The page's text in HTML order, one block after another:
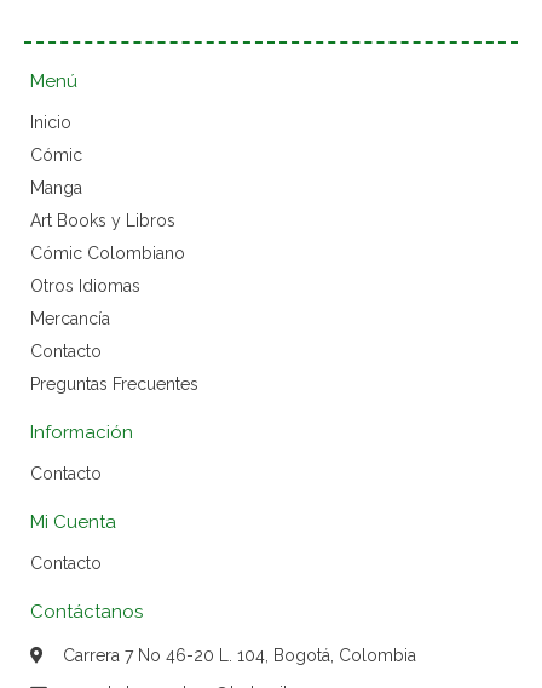
Menú
Inicio
Cómic
Manga
Art Books y Libros
Cómic Colombiano
Otros Idiomas
Mercancía
Contacto
Preguntas Frecuentes
Información
Contacto
Mi Cuenta
Contacto
Contáctanos
Carrera 7 No 46-20 L. 104, Bogotá, Colombia